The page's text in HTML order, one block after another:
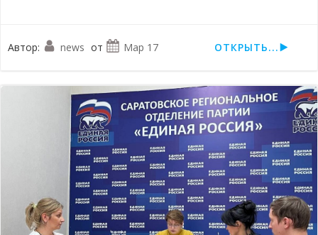
Автор: news от Мар 17 ОТКРЫТЬ...